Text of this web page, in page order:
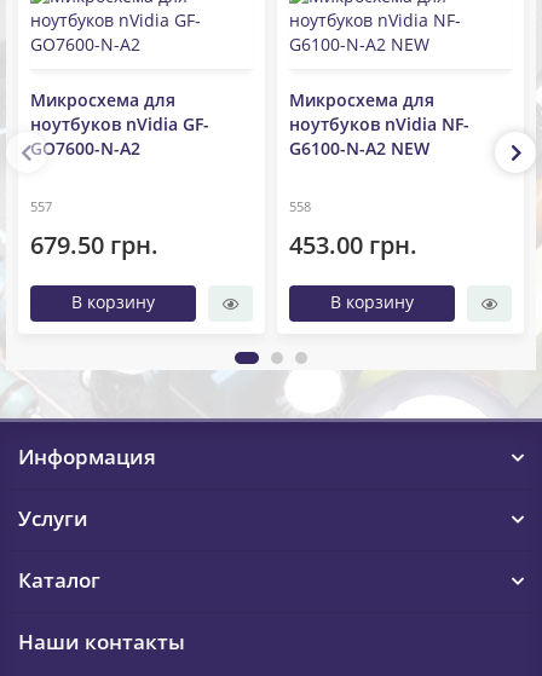
Микросхема для
ноутбуков nVidia GF-
GO7600-N-A2
557
679.50 грн.
В корзину
Микросхема для
ноутбуков nVidia NF-
G6100-N-A2 NEW
558
453.00 грн.
В корзину
Информация
Услуги
Каталог
Наши контакты